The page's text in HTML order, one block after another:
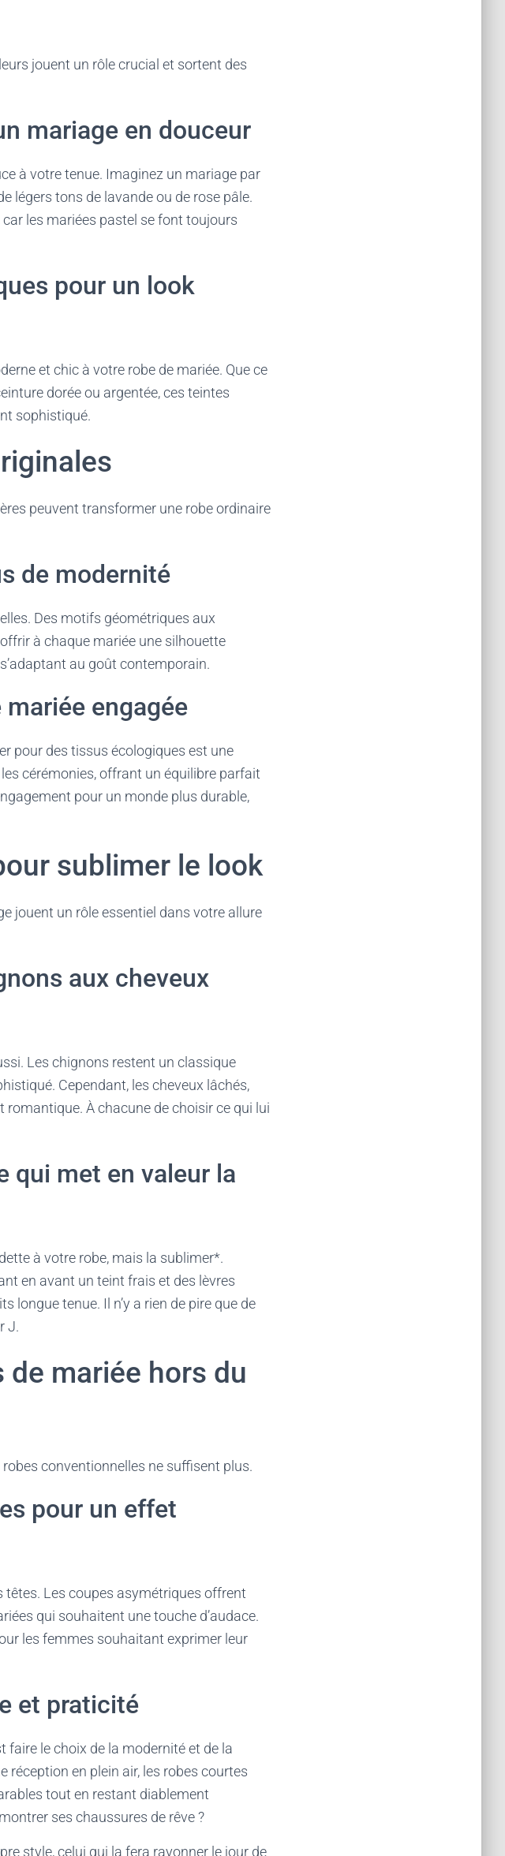
jouent un rôle crucial et sortent des
mariage en douceur
à votre tenue. Imaginez un mariage par
légers tons de lavande ou de rose pâle.
car les mariées pastel se font toujours
pour un look
et chic à votre robe de mariée. Que ce
dorée ou argentée, ces teintes
sophistiqué.
peuvent transformer une robe ordinaire
de modernité
Des motifs géométriques aux
à chaque mariée une silhouette
au goût contemporain.
engagée
pour des tissus écologiques est une
cérémonies, offrant un équilibre parfait
pour un monde plus durable,
sublimer le look
jouent un rôle essentiel dans votre allure
aux cheveux
Les chignons restent un classique
Cependant, les cheveux lâchés,
À chacune de choisir ce qui lui
qui met en valeur la
à votre robe, mais la sublimer*.
en avant un teint frais et des lèvres
longue tenue. Il n’y a rien de pire que de
J.
de mariée hors du
conventionnelles ne suffisent plus.
pour un effet
Les coupes asymétriques offrent
qui souhaitent une touche d’audace.
les femmes souhaitant exprimer leur
et praticité
faire le choix de la modernité et de la
réception en plein air, les robes courtes
tout en restant diablement
ses chaussures de rêve ?
style, celui qui la fera rayonner le jour de